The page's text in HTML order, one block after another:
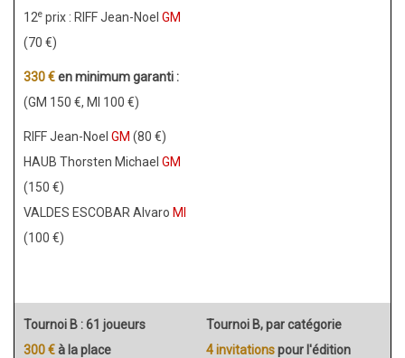
12e prix : RIFF Jean-Noel GM
(70 €)
330 €en minimum garanti :
(GM 150 €, MI 100 €)
RIFF Jean-Noel GM (80 €)
HAUB Thorsten Michael GM
(150 €)
VALDES ESCOBAR Alvaro MI
(100 €)
Tournoi B : 61 joueurs
300 €à la place
Tournoi B, par catégorie
4 invitationspour l'édition